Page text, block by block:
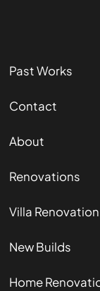
Past Works
Contact
About
Renovations
New Builds